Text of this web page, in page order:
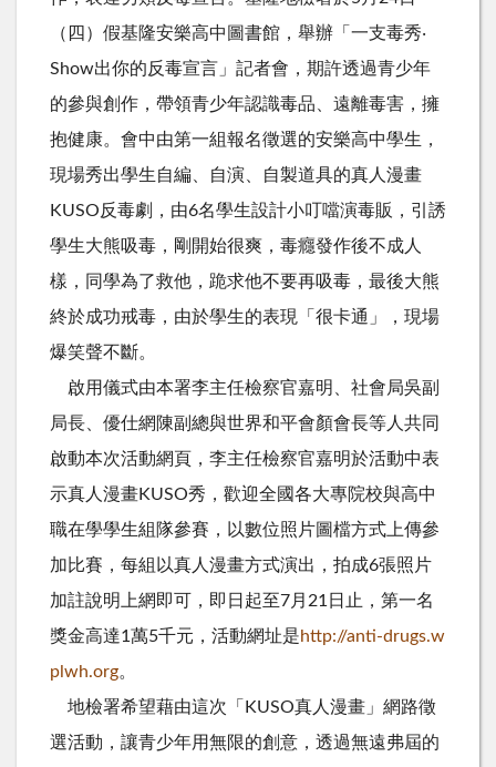
（四）假基隆安樂高中圖書館，舉辦「一支毒秀‧
Show出你的反毒宣言」記者會，期許透過青少年
的參與創作，帶領青少年認識毒品、遠離毒害，擁
抱健康。會中由第一組報名徵選的安樂高中學生，
現場秀出學生自編、自演、自製道具的真人漫畫
KUSO反毒劇，由6名學生設計小叮噹演毒販，引誘
學生大熊吸毒，剛開始很爽，毒癮發作後不成人
樣，同學為了救他，跪求他不要再吸毒，最後大熊
終於成功戒毒，由於學生的表現「很卡通」，現場
爆笑聲不斷。
啟用儀式由本署李主任檢察官嘉明、社會局吳副
局長、優仕網陳副總與世界和平會顏會長等人共同
啟動本次活動網頁，李主任檢察官嘉明於活動中表
示真人漫畫KUSO秀，歡迎全國各大專院校與高中
職在學學生組隊參賽，以數位照片圖檔方式上傳參
加比賽，每組以真人漫畫方式演出，拍成6張照片
加註說明上網即可，即日起至7月21日止，第一名
獎金高達1萬5千元，活動網址是http://anti-drugs.w
plwh.org。
地檢署希望藉由這次「KUSO真人漫畫」網路徵
選活動，讓青少年用無限的創意，透過無遠弗屆的